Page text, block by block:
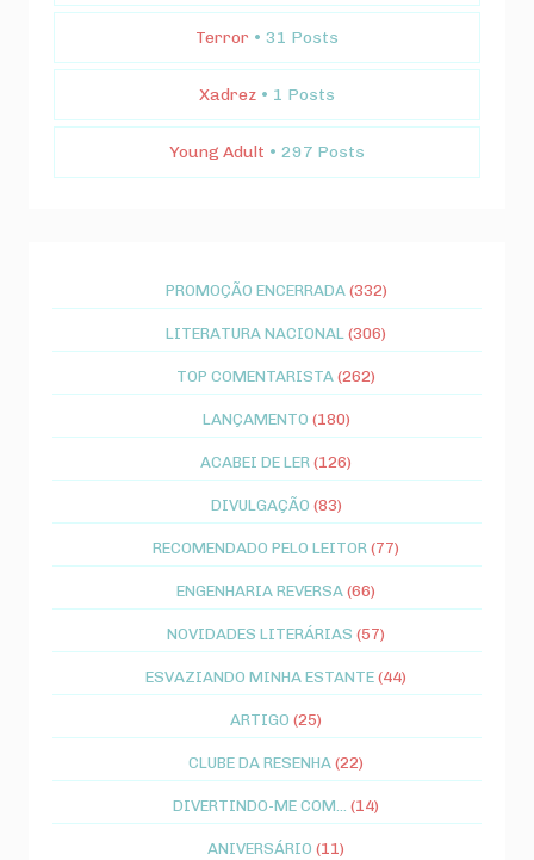
Terror • 31 Posts
Xadrez • 1 Posts
Young Adult • 297 Posts
PROMOÇÃO ENCERRADA (332)
LITERATURA NACIONAL(306)
TOP COMENTARISTA(262)
LANÇAMENTO (180)
ACABEI DE LER(126)
DIVULGAÇÃO (83)
RECOMENDADO PELO LEITOR(77)
ENGENHARIA REVERSA(66)
NOVIDADES LITERÁRIAS (57)
ESVAZIANDO MINHA ESTANTE(44)
ARTIGO (25)
CLUBE DA RESENHA(22)
DIVERTINDO-ME COM... (14)
ANIVERSÁRIO (11)